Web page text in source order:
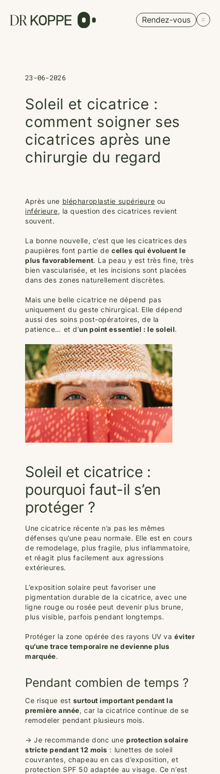
Rendez-vous
23-06-2026
Soleil et cicatrice :
comment soigner ses
cicatrices après une
chirurgie du regard
Après une blépharoplastie supérieure ou
inférieure, la question des cicatrices revient
souvent.
La bonne nouvelle, c’est que les cicatrices des
paupières font partie de celles qui évoluent le
plus favorablement. La peau y est très fine, très
bien vascularisée, et les incisions sont placées
dans des zones naturellement discrètes.
Mais une belle cicatrice ne dépend pas
uniquement du geste chirurgical. Elle dépend
aussi des soins post-opératoires, de la
patience… et d’un point essentiel : le soleil.
Soleil et cicatrice :
pourquoi faut-il s’en
protéger ?
Une cicatrice récente n’a pas les mêmes
défenses qu’une peau normale. Elle est en cours
de remodelage, plus fragile, plus inflammatoire,
et réagit plus facilement aux agressions
extérieures.
L’exposition solaire peut favoriser une
pigmentation durable de la cicatrice, avec une
ligne rouge ou rosée peut devenir plus brune,
plus visible, parfois pendant longtemps.
Protéger la zone opérée des rayons UV va éviter
qu’une trace temporaire ne devienne plus
marquée.
Pendant combien de temps ?
Ce risque est surtout important pendant la
première année, car la cicatrice continue de se
remodeler pendant plusieurs mois.
→ Je recommande donc une protection solaire
stricte pendant 12 mois : lunettes de soleil
couvrantes, chapeau en cas d’exposition, et
protection SPF 50 adaptée au visage. Ce n’est